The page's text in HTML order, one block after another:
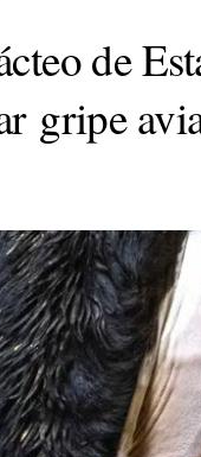
de
gripe